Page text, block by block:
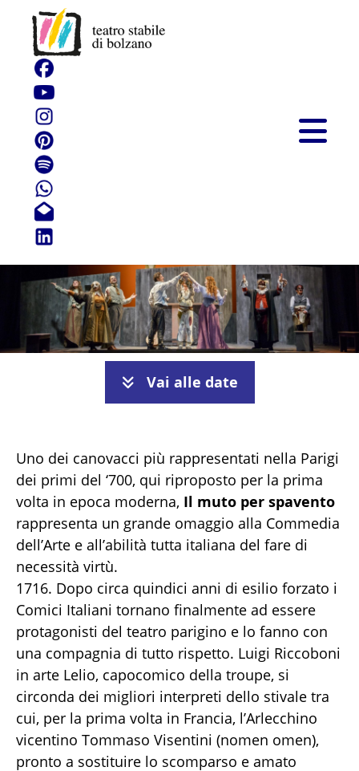
Arlecchino Muto per
Spavento
Vai alle date
Uno dei canovacci più rappresentati nella Parigi
dei primi del ‘700, qui riproposto per la prima
volta in epoca moderna, Il muto per spavento
rappresenta un grande omaggio alla Commedia
dell’Arte e all’abilità tutta italiana del fare di
necessità virtù.
1716. Dopo circa quindici anni di esilio forzato i
Comici Italiani tornano finalmente ad essere
protagonisti del teatro parigino e lo fanno con
una compagnia di tutto rispetto. Luigi Riccoboni
in arte Lelio, capocomico della troupe, si
circonda dei migliori interpreti dello stivale tra
cui, per la prima volta in Francia, l’Arlecchino
vicentino Tommaso Visentini (nomen omen),
pronto a sostituire lo scomparso e amato